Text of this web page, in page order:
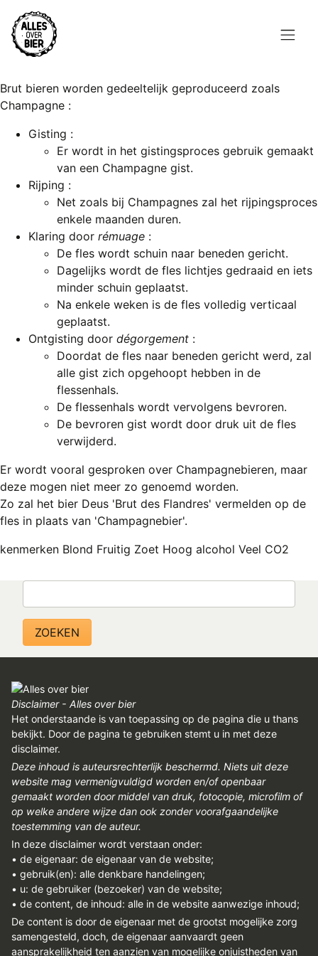
Overslaan
en
naar
gaan
Topmenu
INLOGGEN
ADVERTEREN
MELDPUNT
PERS/PUBLICATIES
LINKS
Hoofdnavigatie
HOME
BLOG
AGENDA
CONTACT
Brut bieren worden gedeeltelijk geproduceerd zoals
Champagne :
Gisting :
Er wordt in het gistingsproces gebruik gemaakt
van een Champagne gist.
Rijping :
Net zoals bij Champagnes zal het rijpingsproces
enkele maanden duren.
Klaring door rémuage :
De fles wordt schuin naar beneden gericht.
Dagelijks wordt de fles lichtjes gedraaid en iets
minder schuin geplaatst.
Na enkele weken is de fles volledig verticaal
geplaatst.
Ontgisting door dégorgement :
Doordat de fles naar beneden gericht werd, zal
alle gist zich opgehoopt hebben in de
flessenhals.
De flessenhals wordt vervolgens bevroren.
De bevroren gist wordt door druk uit de fles
verwijderd.
Er wordt vooral gesproken over Champagnebieren, maar
deze mogen niet meer zo genoemd worden.
Zo zal het bier Deus 'Brut des Flandres' vermelden op de
fles in plaats van 'Champagnebier'.
kenmerken Blond Fruitig Zoet Hoog alcohol Veel CO2
Disclaimer - Alles over bier
Het onderstaande is van toepassing op de pagina die u thans
bekijkt. Door de pagina te gebruiken stemt u in met deze
disclaimer.
Deze inhoud is auteursrechterlijk beschermd. Niets uit deze
website mag vermenigvuldigd worden en/of openbaar
gemaakt worden door middel van druk, fotocopie, microfilm of
op welke andere wijze dan ook zonder voorafgaandelijke
toestemming van de auteur.
In deze disclaimer wordt verstaan onder:
• de eigenaar: de eigenaar van de website;
• gebruik(en): alle denkbare handelingen;
• u: de gebruiker (bezoeker) van de website;
• de content, de inhoud: alle in de website aanwezige inhoud;
De content is door de eigenaar met de grootst mogelijke zorg
samengesteld, doch, de eigenaar aanvaardt geen
aansprakelijkheid ten aanzien van mogelijke onjuistheden van